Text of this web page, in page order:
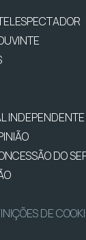
INDEPENDENTE
DO
DE